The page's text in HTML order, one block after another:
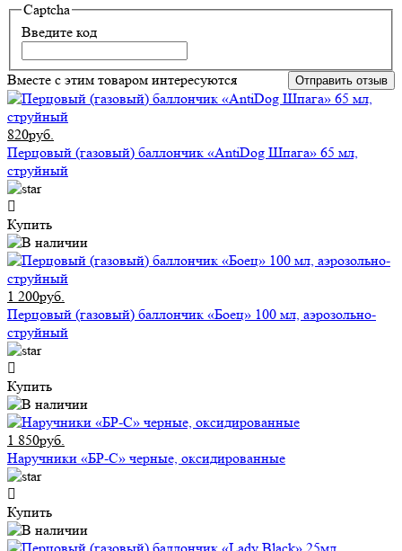
Captcha
Введите код
Отправить отзыв
Вместе с этим товаром интересуются
820руб.
Перцовый (газовый) баллончик «AntiDog Шпага» 65 мл,
струйный
Купить
1 200руб.
Перцовый (газовый) баллончик «Боец» 100 мл, аэрозольно-
струйный
Купить
1 850руб.
Наручники «БР-С» черные, оксидированные
Купить